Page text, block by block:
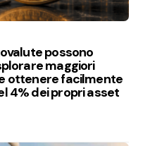
possono
maggiori
ottenere facilmente
4% dei propri asset